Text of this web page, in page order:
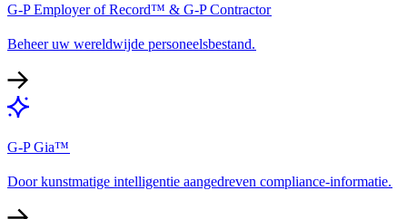
G-P Employer of Record™ & G-P Contractor​​
Beheer uw wereldwijde personeelsbestand.​​
G-P Gia™​​
Door kunstmatige intelligentie aangedreven compliance-informatie.​​